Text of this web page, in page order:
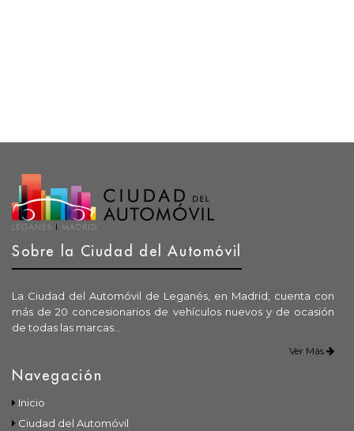
Sobre la Ciudad del Automóvil
La Ciudad del Automóvil de Leganés, en Madrid, cuenta con
más de 20 concesionarios de vehículos nuevos y de ocasión
de todas las marcas...
Ver Más
Navegación
Inicio
Ciudad del Automóvil